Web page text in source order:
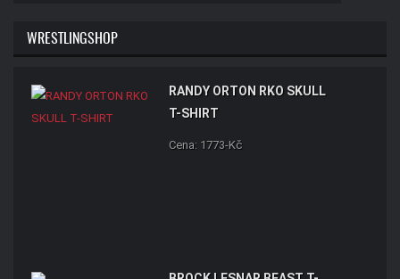
WRESTLINGSHOP
RANDY ORTON RKO SKULL
T-SHIRT
Cena: 1773-Kč